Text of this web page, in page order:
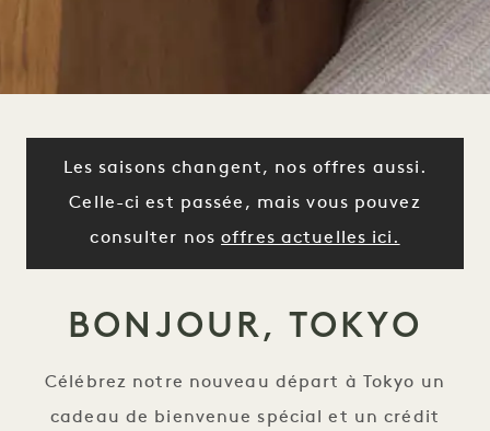
Les saisons changent, nos offres aussi.
Celle-ci est passée, mais vous pouvez
consulter nosoffres actuelles ici.
BONJOUR, TOKYO
Célébrez notre nouveau départ à Tokyo un
cadeau de bienvenue spécial et un crédit